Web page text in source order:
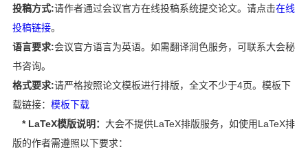
投稿方式:请作者通过会议官方在线投稿系统提交论文。请点击在线
投稿链接。
语言要求:会议官方语言为英语。如需翻译润色服务，可联系大会秘
书咨询。
格式要求:请严格按照论文模板进行排版，全文不少于4页。模板下
载链接： 模板下载
* LaTeX模版说明： 大会不提供LaTeX排版服务，如使用LaTeX排
版的作者需遵照以下要求：